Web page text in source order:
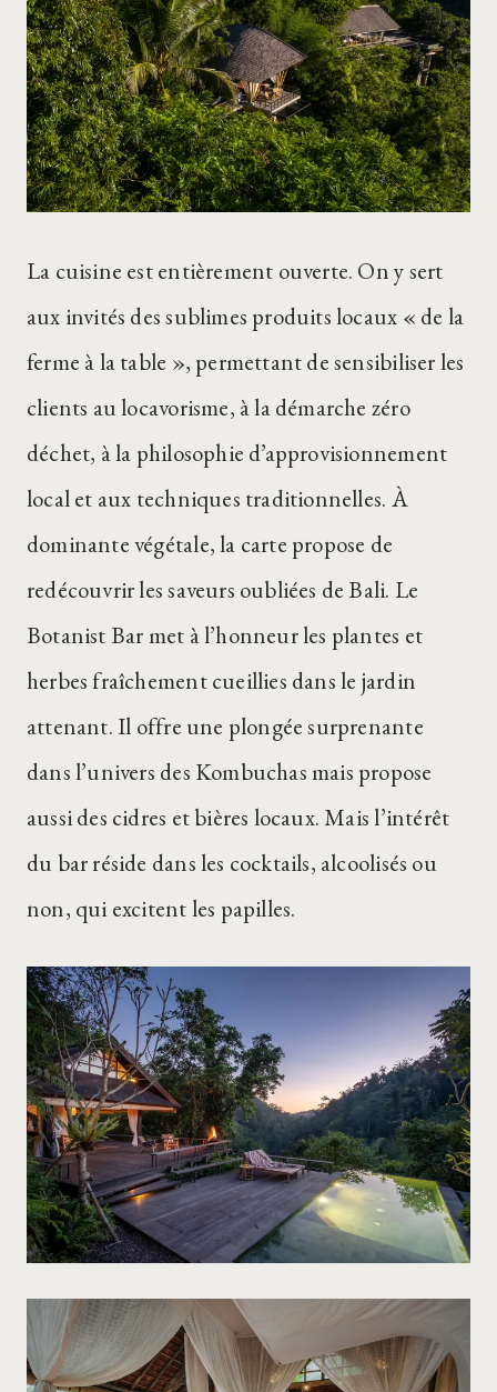
La cuisine est entièrement ouverte. On y sert
aux invités des sublimes produits locaux « de la
ferme à la table », permettant de sensibiliser les
clients au locavorisme, à la démarche zéro
déchet, à la philosophie d’approvisionnement
local et aux techniques traditionnelles. À
dominante végétale, la carte propose de
redécouvrir les saveurs oubliées de Bali. Le
Botanist Bar met à l’honneur les plantes et
herbes fraîchement cueillies dans le jardin
attenant. Il offre une plongée surprenante
dans l’univers des Kombuchas mais propose
aussi des cidres et bières locaux. Mais l’intérêt
du bar réside dans les cocktails, alcoolisés ou
non, qui excitent les papilles.